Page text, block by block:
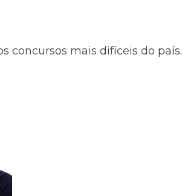
concursos mais difíceis do país.